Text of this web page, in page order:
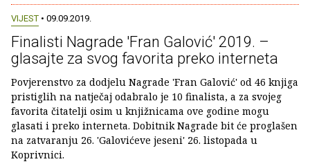
VIJEST • 09.09.2019.
Finalisti Nagrade 'Fran Galović' 2019. –
glasajte za svog favorita preko interneta
Povjerenstvo za dodjelu Nagrade 'Fran Galović' od 46 knjiga
pristiglih na natječaj odabralo je 10 finalista, a za svojeg
favorita čitatelji osim u knjižnicama ove godine mogu
glasati i preko interneta. Dobitnik Nagrade bit će proglašen
na zatvaranju 26. 'Galovićeve jeseni' 26. listopada u
Koprivnici.